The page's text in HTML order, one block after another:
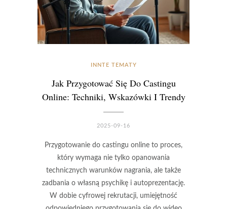
INNTE TEMATY
Jak Przygotować Się Do Castingu
Online: Techniki, Wskazówki I Trendy
2025-09-16
Przygotowanie do castingu online to proces,
który wymaga nie tylko opanowania
technicznych warunków nagrania, ale także
zadbania o własną psychikę i autoprezentację.
W dobie cyfrowej rekrutacji, umiejętność